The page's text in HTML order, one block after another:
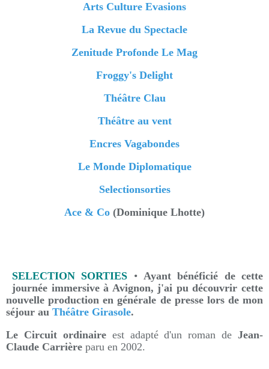
Arts Culture Evasions
La Revue du Spectacle
Zenitude Profonde Le Mag
Froggy's Delight
Théâtre Clau
Théâtre au vent
Encres Vagabondes
Le Monde Diplomatique
Selectionsorties
Ace & Co (Dominique Lhotte)
SELECTION SORTIES •Ayant bénéficié de cette
journée immersive à Avignon, j'ai pu découvrir cette
nouvelle production en générale de presse lors de mon
séjour au Théâtre Girasole.
Le Circuit ordinaire est adapté d'un roman de Jean-
Claude Carrière paru en 2002.